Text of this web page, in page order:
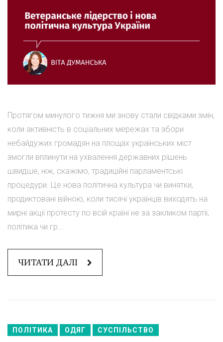
Протягом минулого тижня ми знову стали свідками змін,
коли активність в соціальних мережах та збори
небайдужих громадян на площах українських міст
змогли вплинути на ухвалення державних рішень
швидше, ніж, скажімо, традиційні парламентські
процедури. Це нова політична культура чи винятки,
продиктовані війною, коли тисячі українців виходять на
мирні акції протесту по всій країні не за закликом партії,
політика чи гр...
ЧИТАТИ ДАЛІ
ПОЛІТИКА ОДЯГ СУСПІЛЬСТВО